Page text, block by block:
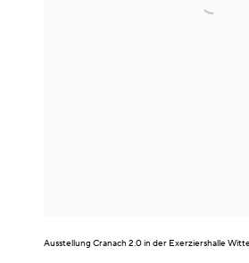
Ausstellung Cranach 2.0in der Exerziershalle